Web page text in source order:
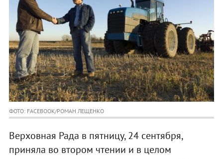
ФОТО: FACEBOOK/РОМАН ЛЕЩЕНКО
Верховная Рада в пятницу, 24 сентября,
приняла во втором чтении и в целом